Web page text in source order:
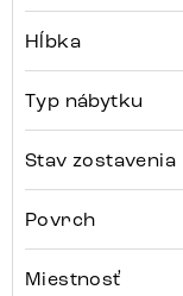
Hĺbka
Typ nábytku
Stav zostavenia
Povrch
Miestnosť